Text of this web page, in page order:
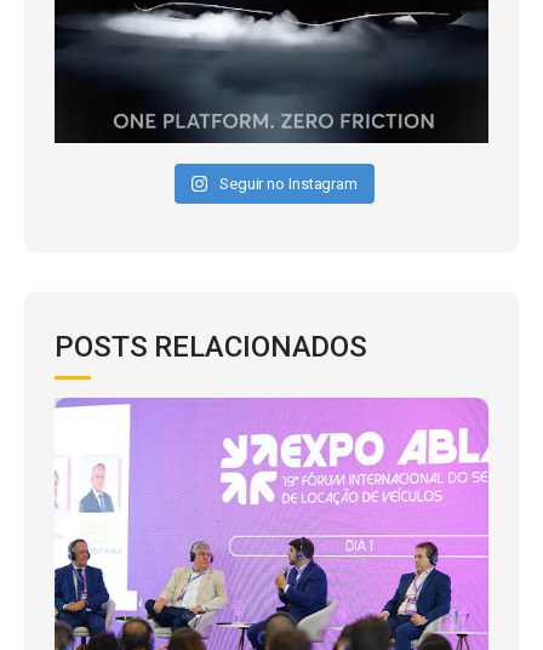
Seguir no Instagram
POSTS RELACIONADOS